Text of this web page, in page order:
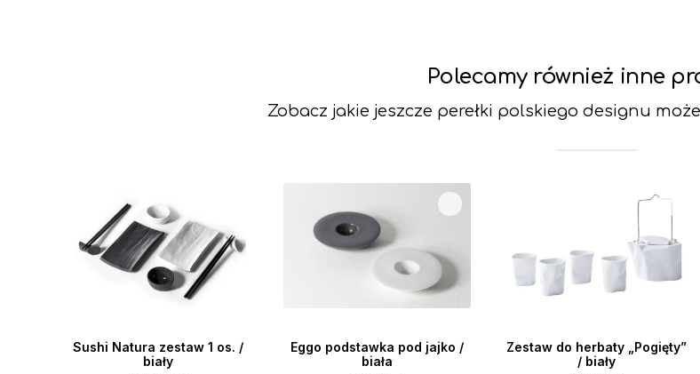
Polecamy również inne
Zobacz jakie jeszcze perełki polskiego designu
Sushi Natura zestaw 1 os. /
biały
Eggo podstawka pod jajko /
biała
Zestaw do herbaty „Pogięty”
/ biały